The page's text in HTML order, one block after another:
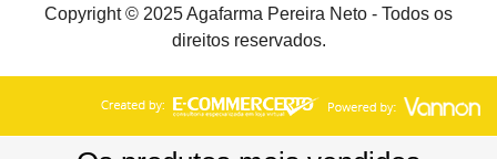
Copyright © 2025 Agafarma Pereira Neto - Todos os
direitos reservados.